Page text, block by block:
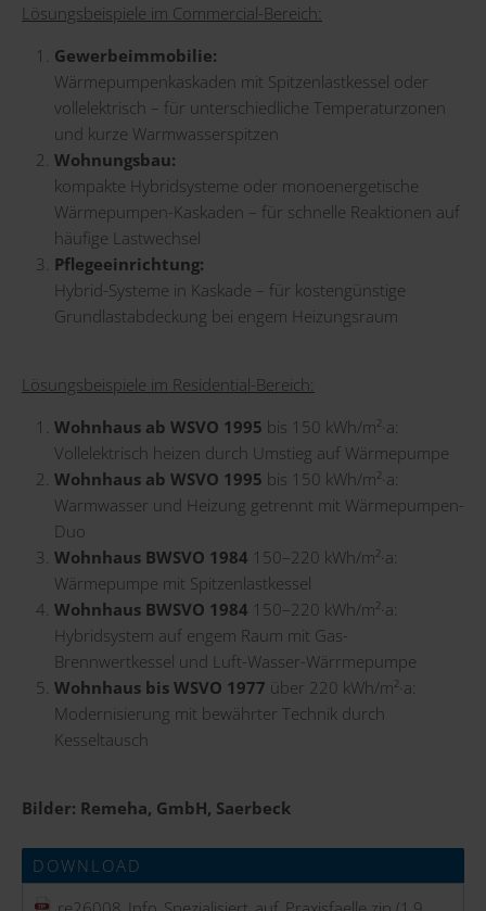
Lösungsbeispiele im Commercial-Bereich:
Gewerbeimmobilie:
Wärmepumpenkaskaden mit Spitzenlastkessel oder
vollelektrisch – für unterschiedliche Temperaturzonen
und kurze Warmwasserspitzen
Wohnungsbau:
kompakte Hybridsysteme oder monoenergetische
Wärmepumpen-Kaskaden – für schnelle Reaktionen auf
häufige Lastwechsel
Pflegeeinrichtung:
Hybrid-Systeme in Kaskade – für kostengünstige
Grundlastabdeckung bei engem Heizungsraum
Lösungsbeispiele im Residential-Bereich:
Wohnhaus ab WSVO 1995 bis 150 kWh/m²·a:
Vollelektrisch heizen durch Umstieg auf Wärmepumpe
Wohnhaus ab WSVO 1995 bis 150 kWh/m²·a:
Warmwasser und Heizung getrennt mit Wärmepumpen-
Duo
Wohnhaus BWSVO 1984 150–220 kWh/m²·a:
Wärmepumpe mit Spitzenlastkessel
Wohnhaus BWSVO 1984 150–220 kWh/m²·a:
Hybridsystem auf engem Raum mit Gas-
Brennwertkessel und Luft-Wasser-Wärrmepumpe
Wohnhaus bis WSVO 1977 über 220 kWh/m²·a:
Modernisierung mit bewährter Technik durch
Kesseltausch
Bilder: Remeha, GmbH, Saerbeck
DOWNLOAD